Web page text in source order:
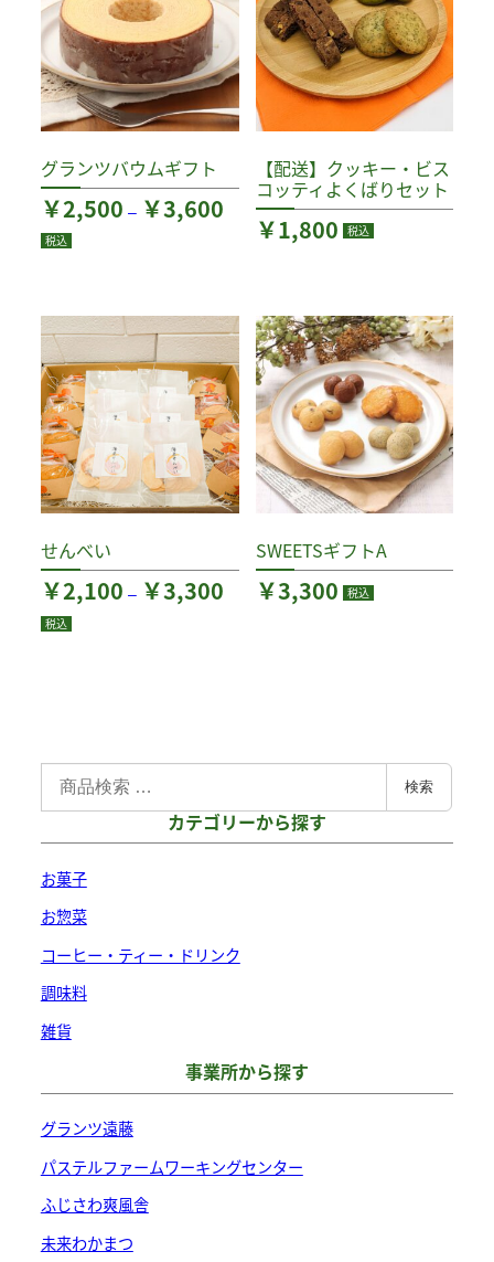
グランツバウムギフト
￥2,500 – ￥3,600価
￥3,600
税込
商
品
に
は
複
数
バ
リ
エ
が
す。
オ
プ
シ
ョ
品
ペ
ー
ジ
【配送】クッキー・ビス
コッティよくばりセット
￥1,800 税込
せんべい
￥2,100 – ￥3,300価
税込
は
複
数
の
リ
エ
ー
ョ
ン
が
あ
り
ま
SWEETSギフトA
￥3,300 税込
:
検索
カテゴリーから探す
お菓子
お惣菜
コーヒー・ティー・ドリンク
調味料
雑貨
事業所から探す
グランツ遠藤
パステルファームワーキングセンター
ふじさわ爽風舎
未来わかまつ